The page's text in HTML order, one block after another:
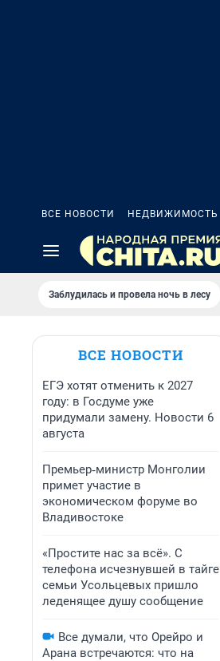
ВСЕ НОВОСТИ НЕДВИЖИМОСТЬ
Заблудилась и провела ночь в лесу
ВСЕ НОВОСТИ
ЕГЭ хотят отменить к 2027
году: в Госдуме уже
придумали замену. Новости 6
августа
Премьер‑министр Монголии
примет участие в
экономическом форуме во
Владивостоке
«Простите нас за всё». С
телефона исчезнувшей в тайге
семьи Усольцевых пришло
леденящее душу сообщение
Все думали, что Орейро и
Арана встречаются: что на